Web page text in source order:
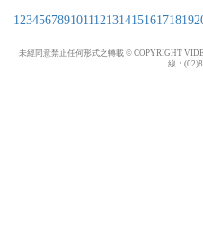
1 234567891011 1213141516171819
未經同意禁止任何形式之轉載 © COPYRIGHT
線：